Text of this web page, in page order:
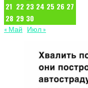
21 22 23 24 25 26 27
28 29 30
« Май Июл »